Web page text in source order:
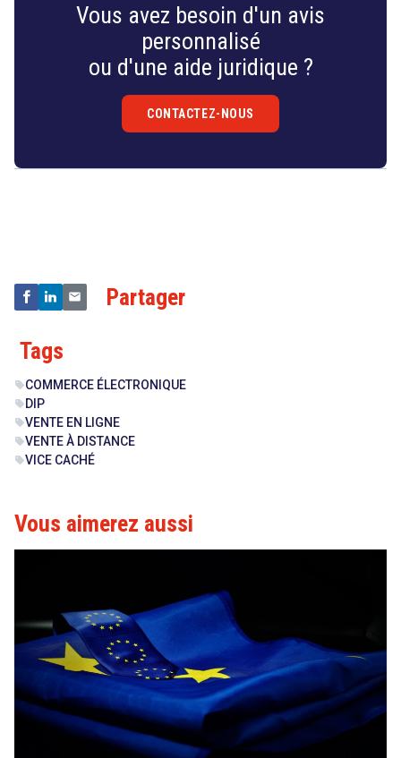
Vous avez besoin d'un avis
personnalisé
ou d'une aide juridique ?
CONTACTEZ-NOUS
Partager
Tags
sellCOMMERCE ÉLECTRONIQUE
sell DIP
sellVENTE EN LIGNE
sellVENTE À DISTANCE
sellVICE CACHÉ
Vous aimerez aussi